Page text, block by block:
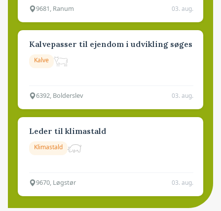
9681, Ranum 03. aug.
Kalvepasser til ejendom i udvikling søges
Kalve
6392, Bolderslev 03. aug.
Leder til klimastald
Klimastald
9670, Løgstør 03. aug.